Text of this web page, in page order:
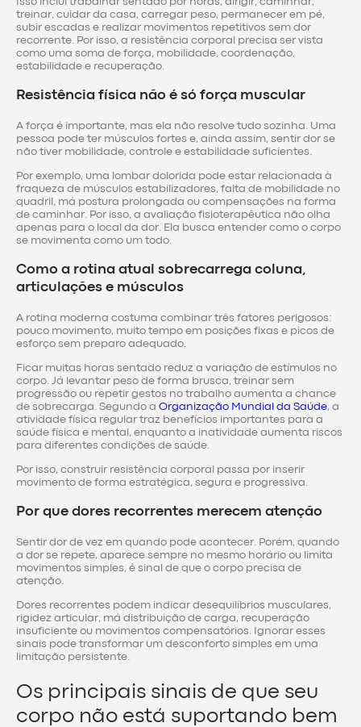
treinar, cuidar da casa, carregar peso, permanecer em pé,
subir escadas e realizar movimentos repetitivos sem dor
recorrente. Por isso, a resistência corporal precisa ser vista
como uma soma de força, mobilidade, coordenação,
estabilidade e recuperação.
Resistência física não é só força muscular
A força é importante, mas ela não resolve tudo sozinha. Uma
pessoa pode ter músculos fortes e, ainda assim, sentir dor se
não tiver mobilidade, controle e estabilidade suficientes.
Por exemplo, uma lombar dolorida pode estar relacionada à
fraqueza de músculos estabilizadores, falta de mobilidade no
quadril, má postura prolongada ou compensações na forma
de caminhar. Por isso, a avaliação fisioterapêutica não olha
apenas para o local da dor. Ela busca entender como o corpo
se movimenta como um todo.
Como a rotina atual sobrecarrega coluna,
articulações e músculos
A rotina moderna costuma combinar três fatores perigosos:
pouco movimento, muito tempo em posições fixas e picos de
esforço sem preparo adequado.
Ficar muitas horas sentado reduz a variação de estímulos no
corpo. Já levantar peso de forma brusca, treinar sem
progressão ou repetir gestos no trabalho aumenta a chance
de sobrecarga. Segundo a Organização Mundial da Saúde, a
atividade física regular traz benefícios importantes para a
saúde física e mental, enquanto a inatividade aumenta riscos
para diferentes condições de saúde.
Por isso, construir resistência corporal passa por inserir
movimento de forma estratégica, segura e progressiva.
Por que dores recorrentes merecem atenção
Sentir dor de vez em quando pode acontecer. Porém, quando
a dor se repete, aparece sempre no mesmo horário ou limita
movimentos simples, é sinal de que o corpo precisa de
atenção.
Dores recorrentes podem indicar desequilíbrios musculares,
rigidez articular, má distribuição de carga, recuperação
insuficiente ou movimentos compensatórios. Ignorar esses
sinais pode transformar um desconforto simples em uma
limitação persistente.
Os principais sinais de que seu
corpo não está suportando bem